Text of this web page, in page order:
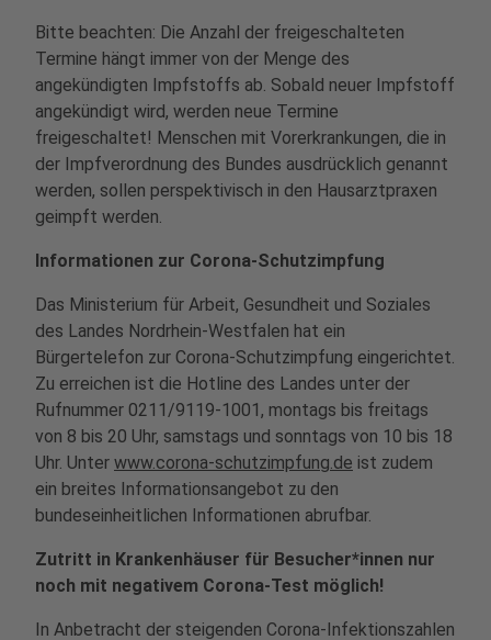
Bitte beachten: Die Anzahl der freigeschalteten
Termine hängt immer von der Menge des
angekündigten Impfstoffs ab. Sobald neuer Impfstoff
angekündigt wird, werden neue Termine
freigeschaltet! Menschen mit Vorerkrankungen, die in
der Impfverordnung des Bundes ausdrücklich genannt
werden, sollen perspektivisch in den Hausarztpraxen
geimpft werden.
Informationen zur Corona-Schutzimpfung
Das Ministerium für Arbeit, Gesundheit und Soziales
des Landes Nordrhein-Westfalen hat ein
Bürgertelefon zur Corona-Schutzimpfung eingerichtet.
Zu erreichen ist die Hotline des Landes unter der
Rufnummer 0211/9119-1001, montags bis freitags
von 8 bis 20 Uhr, samstags und sonntags von 10 bis 18
Uhr. Unter www.corona-schutzimpfung.de ist zudem
ein breites Informationsangebot zu den
bundeseinheitlichen Informationen abrufbar.
Zutritt in Krankenhäuser für Besucher*innen nur
noch mit negativem Corona-Test möglich!
In Anbetracht der steigenden Corona-Infektionszahlen